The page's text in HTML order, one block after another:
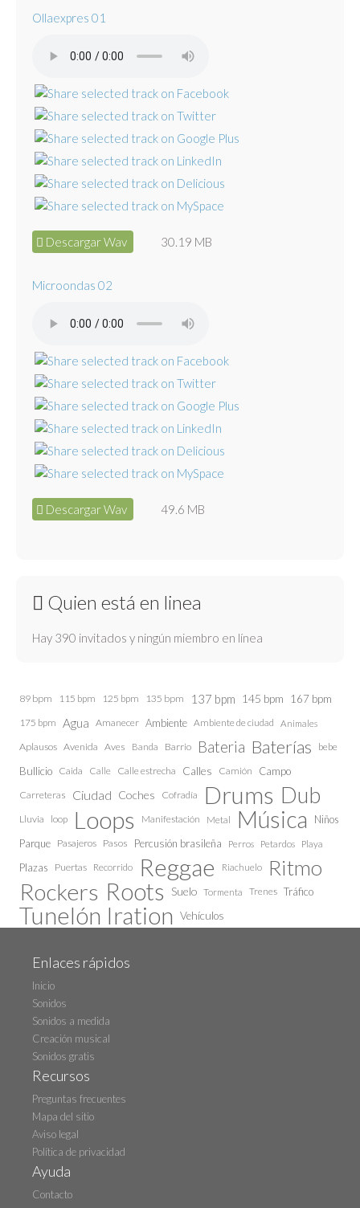
Ollaexpres 01
Descargar Wav 30.19 MB
Microondas 02
Descargar Wav 49.6 MB
Quien está en linea
Hay 390 invitados y ningún miembro en línea
89 bpm 115 bpm 125 bpm 135 bpm 137 bpm 145 bpm 167 bpm
175 bpm Agua Amanecer Ambiente Ambiente de ciudad Animales
Aplausos Avenida Aves Banda Barrio Bateria Baterías bebe
Bullicio Caida Calle Calle estrecha Calles Camión Campo
Carreteras Ciudad Coches Cofradía Drums Dub
Lluvia loop Loops Manifestación Metal Música
Niños
Parque Pasajeros Pasos Percusión brasileña Perros Petardos Playa
Plazas Puertas Recorrido Reggae Riachuelo Ritmo
Rockers Roots Suelo Tormenta Trenes Tráfico
Tunelón Iration Vehículos
Enlaces rápidos
Inicio
Sonidos
Sonidos a medida
Creación musical
Sonidos gratis
Recursos
Preguntas frecuentes
Mapa del sitio
Aviso legal
Política de privacidad
Ayuda
Contacto